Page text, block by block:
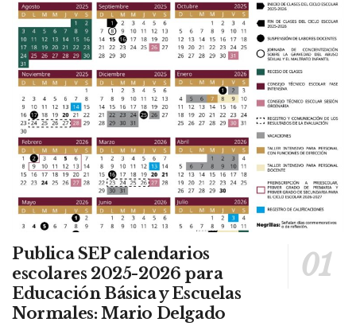
Publica SEP calendarios
escolares 2025-2026 para
Educación Básica y Escuelas
Normales: Mario Delgado